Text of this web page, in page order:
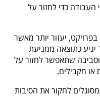
העבודה כדי לחזור על
יעזור יותר מאשר
כתוצאה ממניעת
וסביבה שתאפשר לחזור על
מקבילים.
לחקור את הסיבות